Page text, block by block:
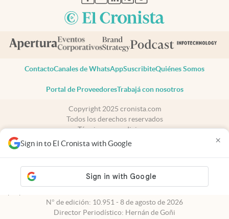
Sign in to El Cronista with Google ×
ContactoCanales de WhatsAppSuscribiteQuiénes Somos
Portal de ProveedoresTrabajá con nosotros
Copyright 2025 cronista.com
Todos los derechos reservados
Términos y condiciones
Privacidad
Consentimiento
cronista.com
es propiedad de El Cronista Comercial S.A Registro de
N° de edición: 10.951 - 8 de agosto de 2026
Director Periodístico: Hernán de Goñi